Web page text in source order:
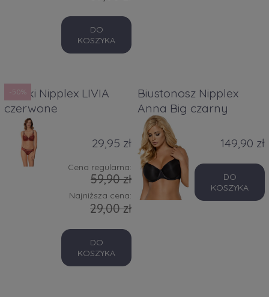
DO
KOSZYKA
Majtki Nipplex LIVIA
czerwone
29,95 zł
Cena regularna:
59,90 zł
Najniższa cena:
29,00 zł
DO
KOSZYKA
-50%
Biustonosz Nipplex
Anna Big czarny
149,90 zł
DO
KOSZYKA